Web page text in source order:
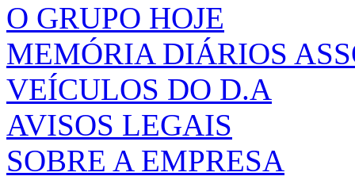
O GRUPO HOJE
MEMÓRIA DIÁRIOS
VEÍCULOS DO D.A
AVISOS LEGAIS
SOBRE A EMPRESA